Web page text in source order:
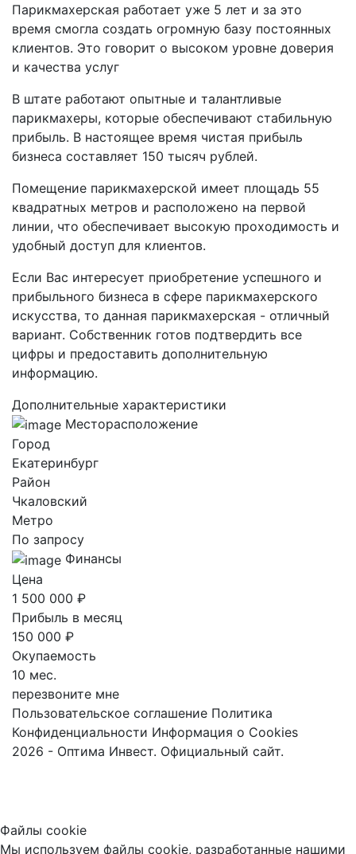
Парикмахерская работает уже 5 лет и за это
время смогла создать огромную базу постоянных
клиентов. Это говорит о высоком уровне доверия
и качества услуг
В штате работают опытные и талантливые
парикмахеры, которые обеспечивают стабильную
прибыль. В настоящее время чистая прибыль
бизнеса составляет 150 тысяч рублей.
Помещение парикмахерской имеет площадь 55
квадратных метров и расположено на первой
линии, что обеспечивает высокую проходимость и
удобный доступ для клиентов.
Если Вас интересует приобретение успешного и
прибыльного бизнеса в сфере парикмахерского
искусства, то данная парикмахерская - отличный
вариант. Собственник готов подтвердить все
цифры и предоставить дополнительную
информацию.
Дополнительные характеристики
Месторасположение
Город
Екатеринбург
Район
Чкаловский
Метро
По запросу
Финансы
Цена
1 500 000 ₽
Прибыль в месяц
150 000 ₽
Окупаемость
10 мес.
перезвоните мне
Пользовательское соглашение Политика
Конфиденциальности Информация о Cookies
2026 - Оптима Инвест. Официальный сайт.
Файлы cookie
Мы используем файлы cookie, разработанные нашими